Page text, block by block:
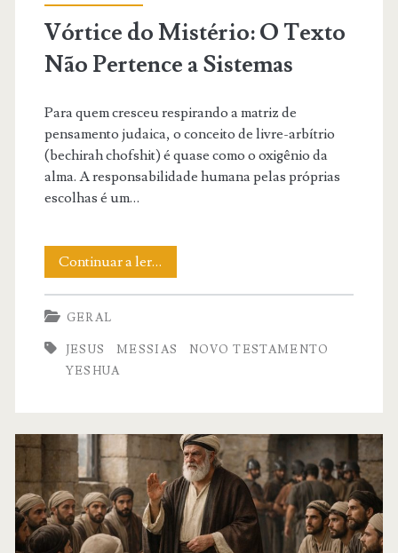
Vórtice do Mistério: O Texto
Não Pertence a Sistemas
Para quem cresceu respirando a matriz de
pensamento judaica, o conceito de livre-arbítrio
(bechirah chofshit) é quase como o oxigênio da
alma. A responsabilidade humana pelas próprias
escolhas é um…
Continuar a ler…
do
O
Pertence
a
Sistemas
GERAL
JESUS MESSIAS
NOVO TESTAMENTO
YESHUA